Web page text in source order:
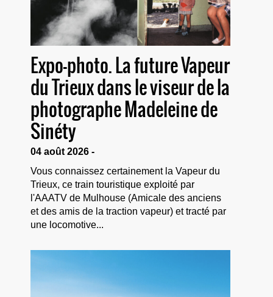
Expo-photo. La future Vapeur
du Trieux dans le viseur de la
photographe Madeleine de
Sinéty
04 août 2026 -
Vous connaissez certainement la Vapeur du
Trieux, ce train touristique exploité par
l'AAATV de Mulhouse (Amicale des anciens
et des amis de la traction vapeur) et tracté par
une locomotive...